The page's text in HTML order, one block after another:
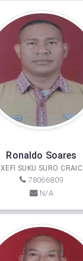
Ronaldo Soares
XEFI SUKU SURO CRAIC
78066809
N/A